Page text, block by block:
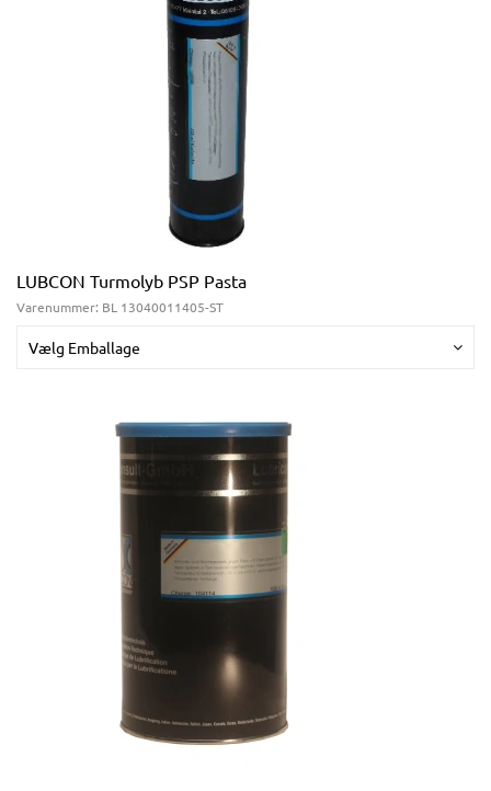
LUBCON Turmolyb PSP Pasta
Varenummer: BL 13040011405-ST
Vælg Emballage